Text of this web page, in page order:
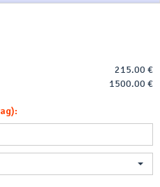
215.00 €
1500.00 €